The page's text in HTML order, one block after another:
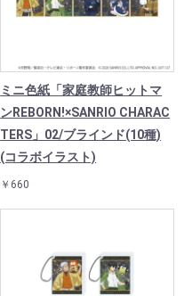
ミニ色紙「家庭教師ヒットマ
ンREBORN!×SANRIO CHARAC
TERS」02/ブラインド(10種)
(コラボイラスト)
￥660